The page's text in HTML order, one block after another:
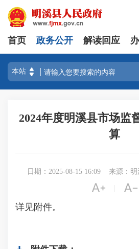
首页 政务公开 解读回应
2024年度明溪县市场监
算
日期：2025-08-15 16:09 来源：
 
详见附件。